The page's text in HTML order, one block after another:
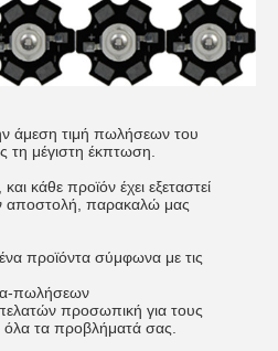
άμεση τιμή πωλήσεων του
τη μέγιστη έκπτωση.
κάθε προϊόν έχει εξεταστεί
αποστολή, παρακαλώ μας
προϊόντα σύμφωνα με τις
πωλήσεων
προσωπική για τους
όλα τα προβλήματά σας.